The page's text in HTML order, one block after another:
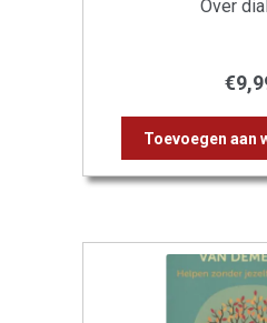
Over
€
Toevoegen aan